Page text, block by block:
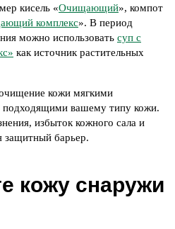
кисель «Очищающий», компот
комплекс». В период
можно использовать суп с
как источник растительных
кожи мягкими
подходящими вашему типу кожи.
избыток кожного сала и
защитный барьер.
кожу снаружи